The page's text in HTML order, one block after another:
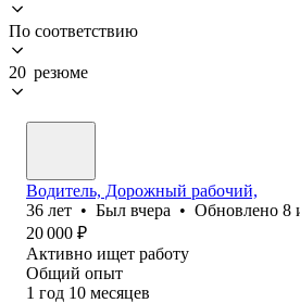
По соответствию
20 резюме
Водитель, Дорожный рабочий,
36 лет • Был вчера • Обновлено 8
20 000 ₽
Активно ищет работу
Общий опыт
1 год 10 месяцев